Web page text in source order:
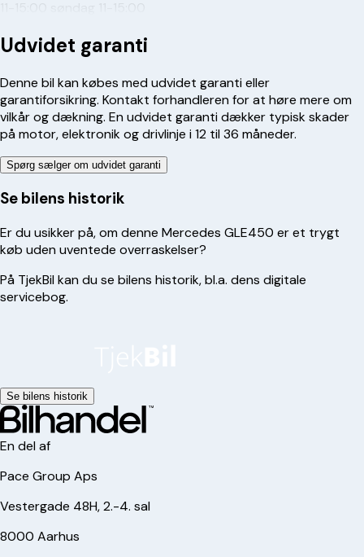
Udvidet garanti
Denne bil kan købes med udvidet garanti eller
garantiforsikring. Kontakt forhandleren for at høre mere om
vilkår og dækning. En udvidet garanti dækker typisk skader
på motor, elektronik og drivlinje i 12 til 36 måneder.
Spørg sælger om udvidet garanti
Se bilens historik
Er du usikker på, om denne Mercedes GLE450 er et trygt
køb uden uventede overraskelser?
På TjekBil kan du se bilens historik, bl.a. dens digitale
servicebog.
Se bilens historik
En del af
Pace Group Aps
Vestergade 48H, 2.-4. sal
8000 Aarhus